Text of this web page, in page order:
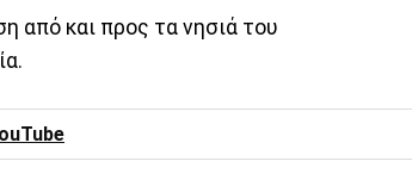
από και προς τα νησιά του